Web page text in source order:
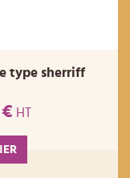
type sherriff
HT